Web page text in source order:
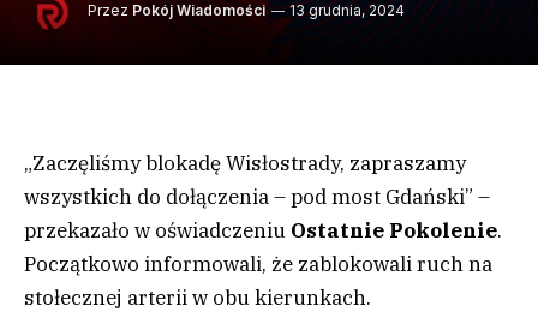
Przez Pokój Wiadomości 13 grudnia, 2024
„Zaczęliśmy blokadę Wisłostrady, zapraszamy
wszystkich do dołączenia – pod most Gdański” –
przekazało w oświadczeniu Ostatnie Pokolenie.
Początkowo informowali, że zablokowali ruch na
stołecznej arterii w obu kierunkach.